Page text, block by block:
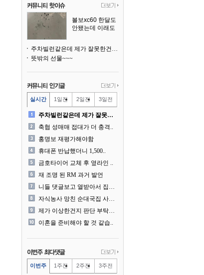
볼보xc60 한달도
안됐는데 이래도
주차빌런같은데 제가 잘못한건가요
뜻밖의 선물~~~
실시간 1일전 2일전 3일전
주차빌런같은데 제가 잘못한건..
축협 성매매 접대가 더 충격..
홍명보 재평가해야함
휴대폰 반납했더니 1,500..
금호타이어 교체 후 옆라인 ..
재 조명 된 RM 과거 발언
니들 댓글보고 열받아서 집구..
자식농사 망친 순대국집 사장..
제가 이상한건지 판단 부탁드..
이혼을 준비해야 할 것 같습..
이번주 1주전 2주전 3주전